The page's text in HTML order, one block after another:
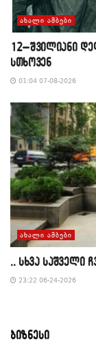
ᲐᲮᲐᲚᲘ ᲐᲛᲑᲔᲑᲘ
12–შვილიანი
სთხოვენ
01:04 07-08-2026
ᲐᲮᲐᲚᲘ ᲐᲛᲑᲔᲑᲘ
,, სხვა საშველი
23:22 06-24-2026
ბიზნესი